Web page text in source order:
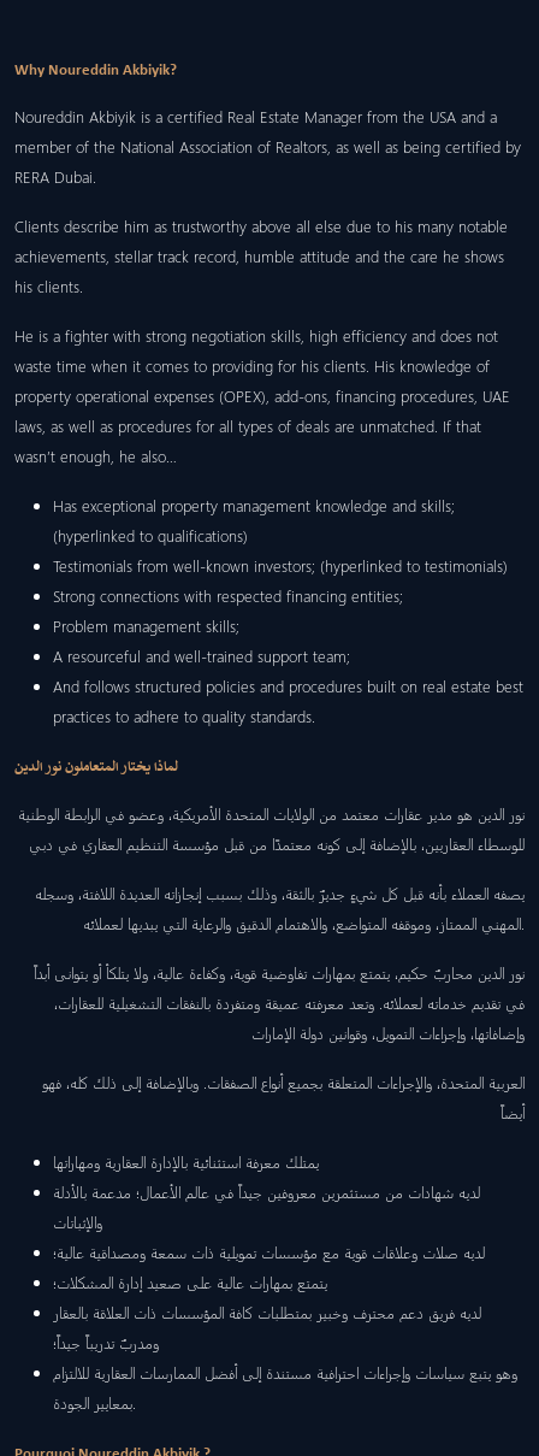
Why Noureddin Akbiyik?
Noureddin Akbiyik is a certified Real Estate Manager from the USA and a
member of the National Association of Realtors, as well as being certified by
RERA Dubai.
Clients describe him as trustworthy above all else due to his many notable
achievements, stellar track record, humble attitude and the care he shows
his clients.
He is a fighter with strong negotiation skills, high efficiency and does not
waste time when it comes to providing for his clients. His knowledge of
property operational expenses (OPEX), add-ons, financing procedures, UAE
laws, as well as procedures for all types of deals are unmatched. If that
wasn’t enough, he also…
Has exceptional property management knowledge and skills;
(hyperlinked to qualifications)
Testimonials from well-known investors; (hyperlinked to testimonials)
Strong connections with respected financing entities;
Problem management skills;
A resourceful and well-trained support team;
And follows structured policies and procedures built on real estate best
practices to adhere to quality standards.
لماذا يختار المتعاملون نور الدين
نور الدين هو مدير عقارات معتمد من الولايات المتحدة الأمريكية، وعضو في الرابطة الوطنية
للوسطاء العقاريين، بالإضافة إلى كونه معتمدًا من قبل مؤسسة التنظيم العقاري في دبي
يصفه العملاء بأنه قبل كل شيءٍ جديرٌ بالثقة، وذلك بسبب إنجازاته العديدة اللافتة، وسجله
المهني الممتاز، وموقفه المتواضع، والاهتمام الدقيق والرعاية التي يبديها لعملائه.
نور الدين محاربٌ حكيم، يتمتع بمهارات تفاوضية قوية، وكفاءة عالية، ولا يتلكأ أو يتوانى أبداً
في تقديم خدماته لعملائه. وتعد معرفته عميقة ومتفردة بالنفقات التشغيلية للعقارات،
وإضافاتها، وإجراءات التمويل، وقوانين دولة الإمارات
العربية المتحدة، والإجراءات المتعلقة بجميع أنواع الصفقات. وبالإضافة إلى ذلك كله، فهو
أيضاً
يمتلك معرفة استثنائية بالإدارة العقارية ومهاراتها
لديه شهادات من مستثمرين معروفين جيداً في عالم الأعمال؛ مدعمة بالأدلة
والإثباتات
لديه صلات وعلاقات قوية مع مؤسسات تمويلية ذات سمعة ومصداقية عالية؛
يتمتع بمهارات عالية على صعيد إدارة المشكلات؛
لديه فريق دعم محترف وخبير بمتطلبات كافة المؤسسات ذات العلاقة بالعقار
ومدربٌ تدريباً جيداً؛
وهو يتبع سياسات وإجراءات احترافية مستندة إلى أفضل الممارسات العقارية للالتزام
بمعايير الجودة.